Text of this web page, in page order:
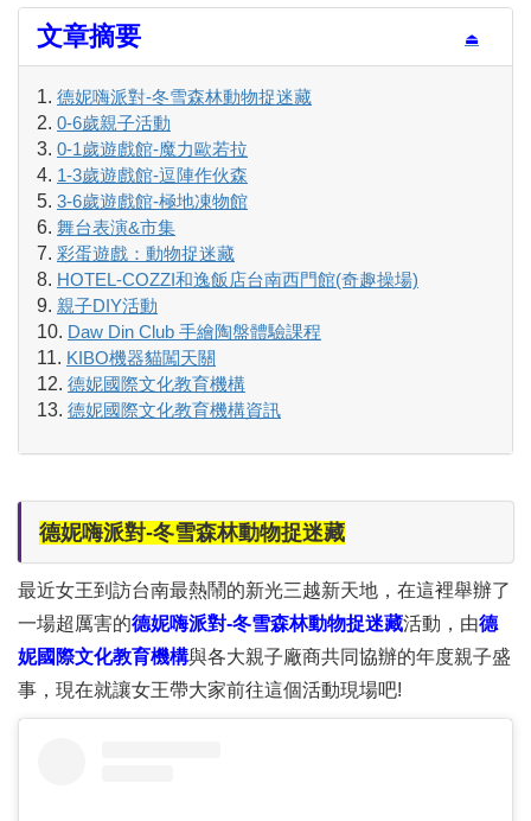
⏏
文章摘要
德妮嗨派對-冬雪森林動物捉迷藏
0-6歲親子活動
0-1歲遊戲館-魔力歐若拉
1-3歲遊戲館-逗陣作伙森
3-6歲遊戲館-極地凍物館
舞台表演&市集
彩蛋遊戲：動物捉迷藏
HOTEL-COZZI和逸飯店台南西門館(奇趣操場)
親子DIY活動
Daw Din Club 手繪陶盤體驗課程
KIBO機器貓闖天關
德妮國際文化教育機構
德妮國際文化教育機構資訊
德妮嗨派對-冬雪森林動物捉迷藏
最近女王到訪台南最熱鬧的新光三越新天地 ，在這裡舉辦了
一場超厲害的德妮嗨派對-冬雪森林動物捉迷藏活動，由德
妮國際文化教育機構與各大親子廠商共同協辦的年度親子盛
事，現在就讓女王帶大家前往這個活動現場吧!